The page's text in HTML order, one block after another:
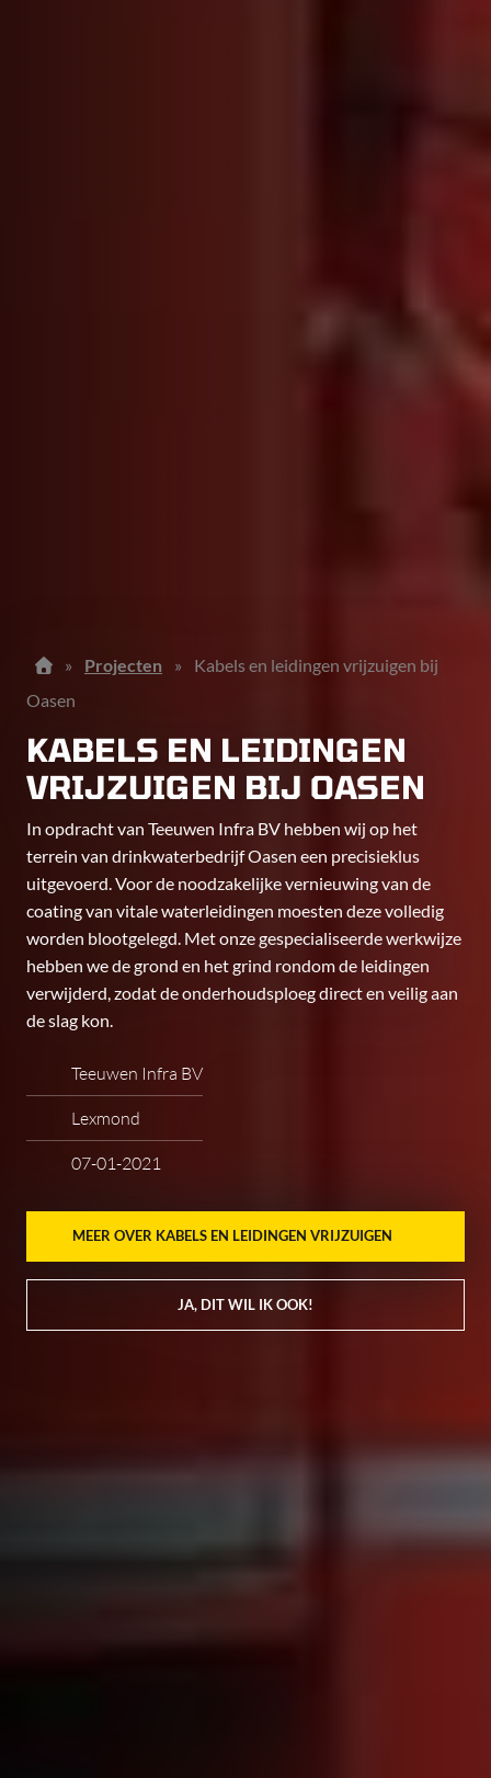
» Projecten »
Kabels en leidingen vrijzuigen bij
Oasen
KABELS EN LEIDINGEN
VRIJZUIGEN BIJ OASEN
In opdracht van Teeuwen Infra BV hebben wij op het
terrein van drinkwaterbedrijf Oasen een precisieklus
uitgevoerd. Voor de noodzakelijke vernieuwing van de
coating van vitale waterleidingen moesten deze volledig
worden blootgelegd. Met onze gespecialiseerde werkwijze
hebben we de grond en het grind rondom de leidingen
verwijderd, zodat de onderhoudsploeg direct en veilig aan
de slag kon.
Teeuwen Infra BV
Lexmond
07-01-2021
MEER OVER KABELS EN LEIDINGEN VRIJZUIGEN
JA, DIT WIL IK OOK!